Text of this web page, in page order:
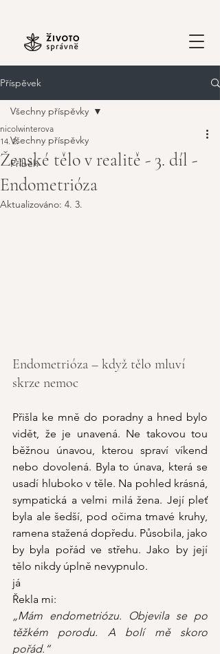
Příspěvek
Všechny příspěvky
Příběh
Všechny příspěvky
Ženské tělo v realitě - 3. díl -
Endometrióza
nicolwinterova
14. 2.
Aktualizováno: 4. 3.
Endometrióza – když tělo mluví
skrze nemoc
Přišla ke mně do poradny a hned bylo
vidět, že je unavená. Ne takovou tou
běžnou únavou, kterou spraví víkend
nebo dovolená. Byla to únava, která se
usadí hluboko v těle. Na pohled krásná,
sympatická a velmi milá žena. Její pleť
byla ale šedší, pod očima tmavé kruhy,
ramena stažená dopředu. Působila, jako
by byla pořád ve střehu. Jako by její
tělo nikdy úplně nevypnulo.
já
Řekla mi:
„Mám endometriózu. Objevila se po
těžkém porodu. A bolí mě skoro
pořád.“